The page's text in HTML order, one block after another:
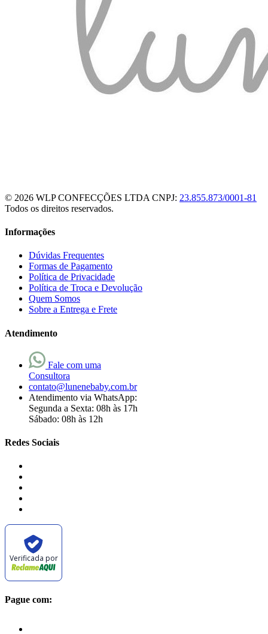
© 2026 WLP CONFECÇÕES LTDA CNPJ: 23.855.873/0001-81
Todos os direitos reservados.
Informações
Dúvidas Frequentes
Formas de Pagamento
Política de Privacidade
Política de Troca e Devolução
Quem Somos
Sobre a Entrega e Frete
Atendimento
Fale com uma
Consultora
contato@lunenebaby.com.br
Atendimento via WhatsApp:
Segunda a Sexta: 08h às 17h
Sábado: 08h às 12h
Redes Sociais
Verificada por
Pague com: